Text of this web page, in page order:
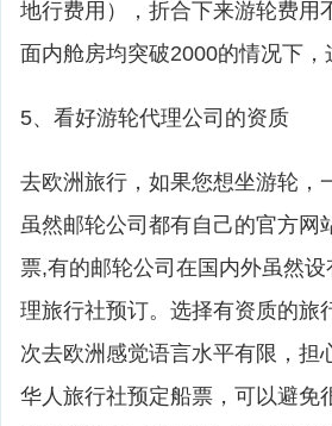
地行费用），折合下来游轮费用
面内舱房均突破2000的情况下
5、看好游轮代理公司的资质
去欧洲旅行，如果您想坐游轮，
虽然邮轮公司都有自己的官方网
票,有的邮轮公司在国内外虽然
理旅行社预订。选择有资质的旅
次去欧洲感觉语言水平有限，担
华人旅行社预定船票，可以避免